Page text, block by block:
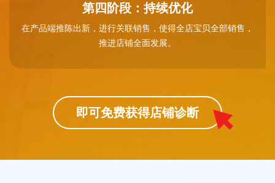
第四阶段：持续优化
在产品端推陈出新，进行关联销售，使得全店宝贝全部销售，
推进店铺全面发展。
即可免费获得店铺诊断